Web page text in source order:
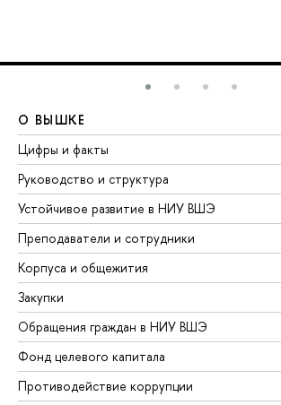
О ВЫШКЕ
Цифры и факты
Руководство и структура
Устойчивое развитие в НИУ ВШЭ
Преподаватели и сотрудники
Корпуса и общежития
Закупки
Обращения граждан в НИУ ВШЭ
Фонд целевого капитала
Противодействие коррупции